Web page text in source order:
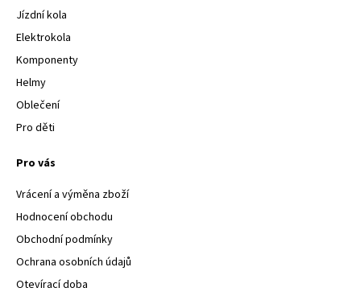
Jízdní kola
Elektrokola
Komponenty
Helmy
Oblečení
Pro děti
Pro vás
Vrácení a výměna zboží
Hodnocení obchodu
Obchodní podmínky
Ochrana osobních údajů
Otevírací doba